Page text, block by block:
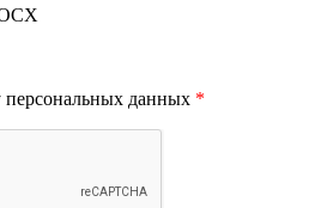
персональных данных *